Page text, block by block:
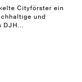
Cityförster ein
und
DJH...